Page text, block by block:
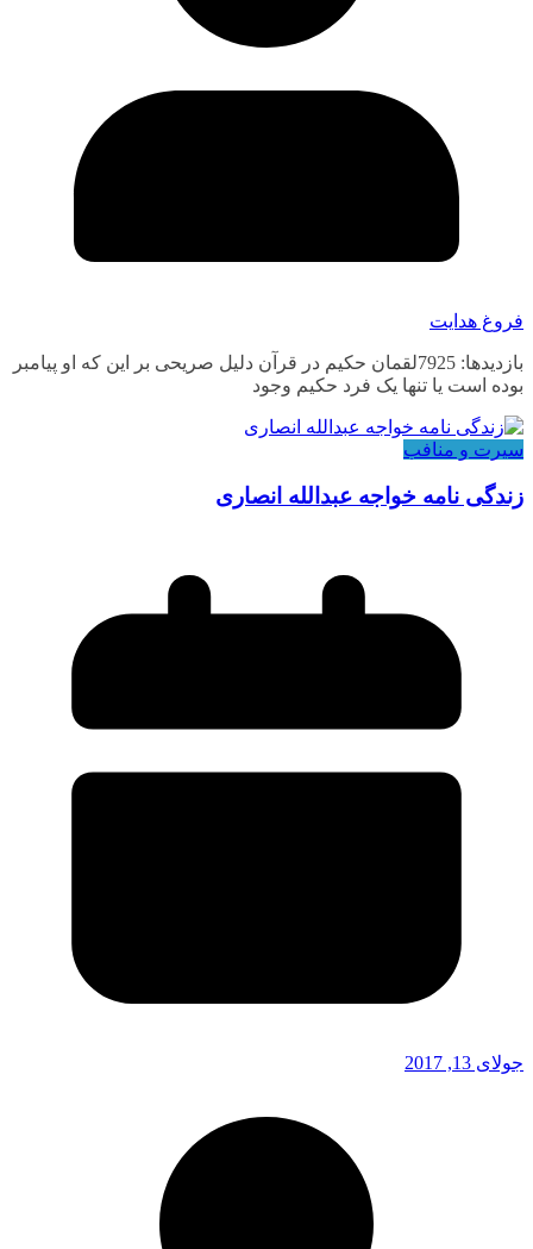
فروغ هدایت
بازدیدها: 7925لقمان حکیم در قرآن دلیل صریحی بر این که او پیامبر
بوده است یا تنها یک فرد حکیم وجود
سیرت و منافب
زندگی نامه خواجه عبدالله انصاری
جولای 13, 2017